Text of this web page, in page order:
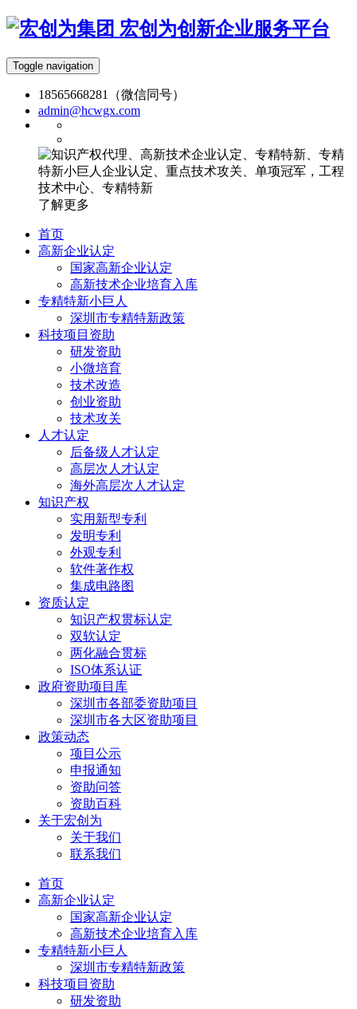
宏创为创新企业服务平台
Toggle navigation
18565668281（微信同号）
admin@hcwgx.com
了解更多
首页
高新企业认定
国家高新企业认定
高新技术企业培育入库
专精特新小巨人
深圳市专精特新政策
科技项目资助
研发资助
小微培育
技术改造
创业资助
技术攻关
人才认定
后备级人才认定
高层次人才认定
海外高层次人才认定
知识产权
实用新型专利
发明专利
外观专利
软件著作权
集成电路图
资质认定
知识产权贯标认定
双软认定
两化融合贯标
ISO体系认证
政府资助项目库
深圳市各部委资助项目
深圳市各大区资助项目
政策动态
项目公示
申报通知
资助问答
资助百科
关于宏创为
关于我们
联系我们
首页
高新企业认定
国家高新企业认定
高新技术企业培育入库
专精特新小巨人
深圳市专精特新政策
科技项目资助
研发资助